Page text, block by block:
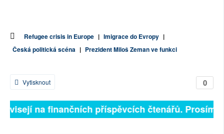
Refugee crisis in Europe | Imigrace do Evropy |
Česká politická scéna | Prezident Miloš Zeman ve funkci
0
Vytisknout
na finančních příspěvcích čtenářů. Prosíme,